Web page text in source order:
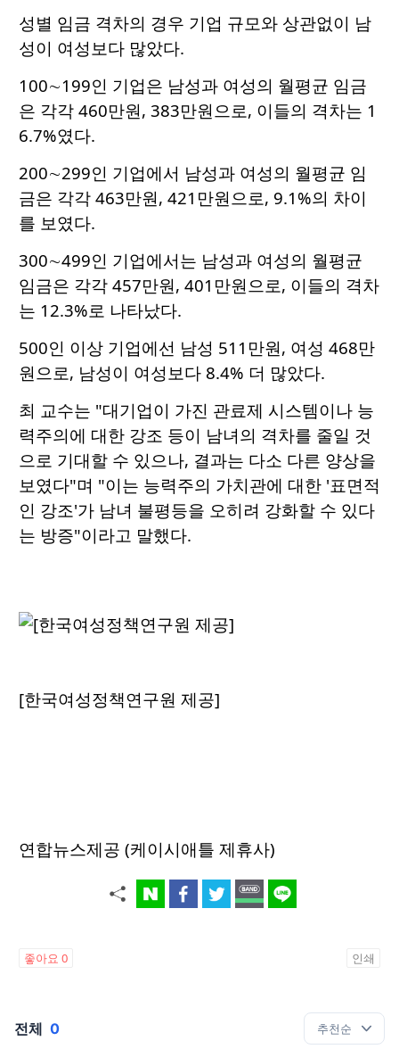
성별 임금 격차의 경우 기업 규모와 상관없이 남
성이 여성보다 많았다.
100∼199인 기업은 남성과 여성의 월평균 임금
은 각각 460만원, 383만원으로, 이들의 격차는 1
6.7%였다.
200∼299인 기업에서 남성과 여성의 월평균 임
금은 각각 463만원, 421만원으로, 9.1%의 차이
를 보였다.
300∼499인 기업에서는 남성과 여성의 월평균
임금은 각각 457만원, 401만원으로, 이들의 격차
는 12.3%로 나타났다.
500인 이상 기업에선 남성 511만원, 여성 468만
원으로, 남성이 여성보다 8.4% 더 많았다.
최 교수는 "대기업이 가진 관료제 시스템이나 능
력주의에 대한 강조 등이 남녀의 격차를 줄일 것
으로 기대할 수 있으나, 결과는 다소 다른 양상을
보였다"며 "이는 능력주의 가치관에 대한 '표면적
인 강조'가 남녀 불평등을 오히려 강화할 수 있다
는 방증"이라고 말했다.
[한국여성정책연구원 제공]
연합뉴스제공 (케이시애틀 제휴사)
좋아요 0 인쇄
전체 0